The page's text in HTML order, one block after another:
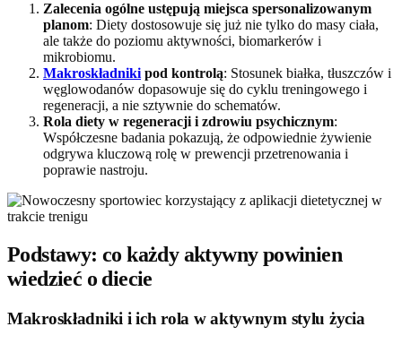
Zalecenia ogólne ustępują miejsca spersonalizowanym
planom: Diety dostosowuje się już nie tylko do masy ciała,
ale także do poziomu aktywności, biomarkerów i
mikrobiomu.
Makroskładniki pod kontrolą: Stosunek białka, tłuszczów i
węglowodanów dopasowuje się do cyklu treningowego i
regeneracji, a nie sztywnie do schematów.
Rola diety w regeneracji i zdrowiu psychicznym:
Współczesne badania pokazują, że odpowiednie żywienie
odgrywa kluczową rolę w prewencji przetrenowania i
poprawie nastroju.
Podstawy: co każdy aktywny powinien
wiedzieć o diecie
Makroskładniki i ich rola w aktywnym stylu życia